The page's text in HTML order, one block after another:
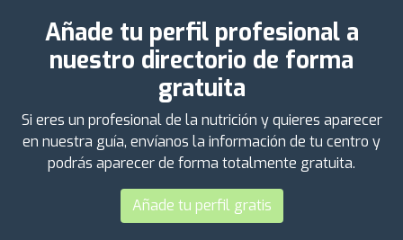
Añade tu perfil profesional a
nuestro directorio de forma
gratuita
Si eres un profesional de la nutrición y quieres aparecer
en nuestra guía, envíanos la información de tu centro y
podrás aparecer de forma totalmente gratuita.
Añade tu perfil gratis